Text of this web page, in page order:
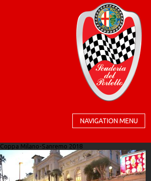
NAVIGATION MENU
Coppa Milano-Sanremo 2018